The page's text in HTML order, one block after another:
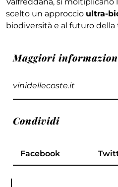
scelto un approccio ultra-
biodiversità e al futuro della
Maggiori
vinidellecoste.it
Condividi
Facebook